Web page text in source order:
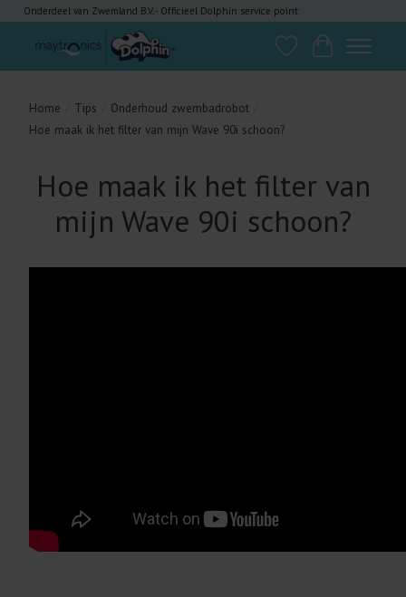
Onderdeel van Zwemland B.V. - Officieel Dolphin service point
VerlanglijstWinkelwagen
Home Tips Onderhoud zwembadrobot
Hoe maak ik het filter van mijn Wave 90i schoon?
Hoe maak ik het filter van
mijn Wave 90i schoon?